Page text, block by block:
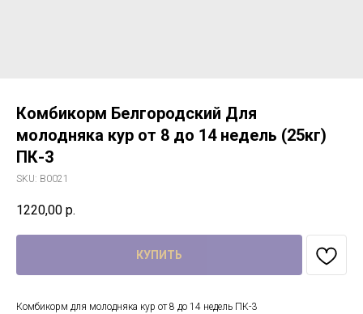
Комбикорм Белгородский Для
молодняка кур от 8 до 14 недель (25кг)
ПК-3
SKU: B0021
1220,00 р.
КУПИТЬ
Комбикорм для молодняка кур от 8 до 14 недель ПК-3